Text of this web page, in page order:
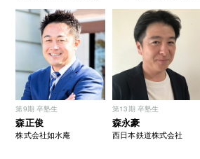
第9期 卒塾生
森正俊
株式会社如水庵
第13期 卒塾生
森永豪
西日本鉄道株式会社